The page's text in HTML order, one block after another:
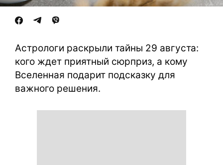
Астрологи раскрыли тайны 29 августа:
кого ждет приятный сюрприз, а кому
Вселенная подарит подсказку для
важного решения.